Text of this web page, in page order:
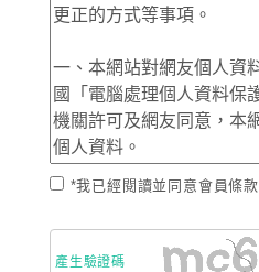
*我已經閱讀並同意會員條款
產生驗證碼